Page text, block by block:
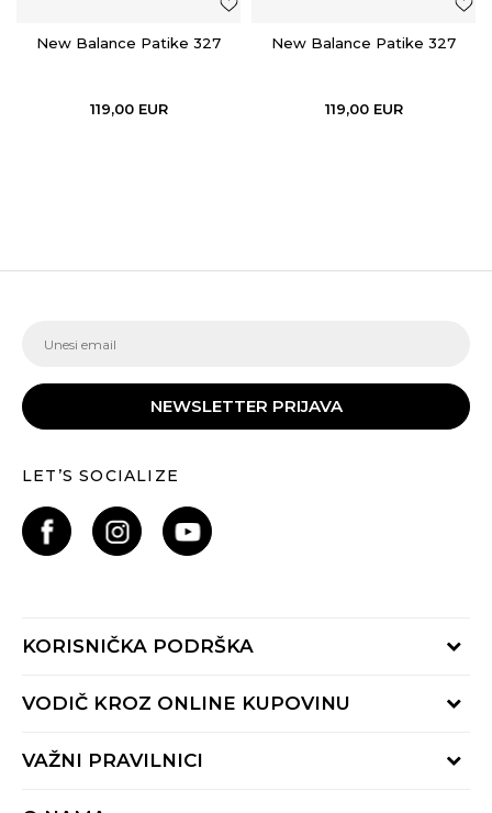
New Balance Patike 327
119,00 EUR
New Balance Patike 327
119,00 EUR
NEWSLETTER PRIJAVA
LET’S SOCIALIZE
KORISNIČKA PODRŠKA
Provjeri status porudžbine
Radno vrijeme 9-16h
VODIČ KROZ ONLINE KUPOVINU
Načini isporuke
Reklamacije
VAŽNI PRAVILNICI